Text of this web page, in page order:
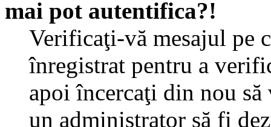
mai pot autentifica?!
Verificaţi-vă mesajul pe
înregistrat pentru a
apoi încercaţi din nou
un administrator să fi